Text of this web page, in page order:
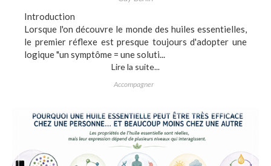
Introduction
Lorsque l'on découvre le monde des huiles essentielles,
le premier réflexe est presque toujours d'adopter une
logique "un symptôme = une soluti...
Lire la suite...
Accompagner